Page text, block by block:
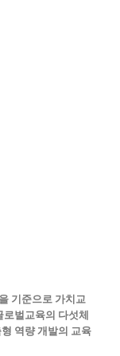
기준으로 가치교
벌교육의 다섯체
역량 개발의 교육